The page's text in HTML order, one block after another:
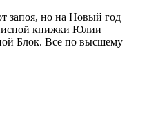
запоя, но на Новый год
книжки Юлии
Блок. Все по высшему